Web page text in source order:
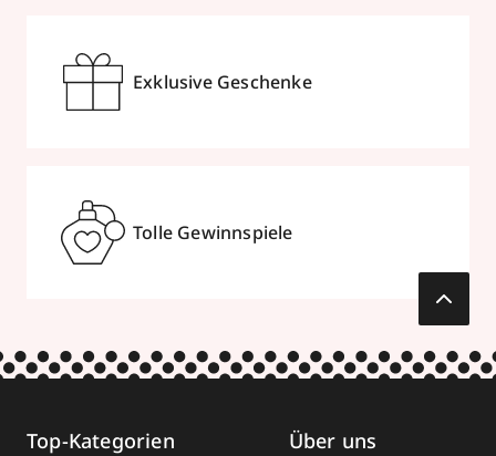
Exklusive Geschenke
Tolle Gewinnspiele
Top-Kategorien Über uns